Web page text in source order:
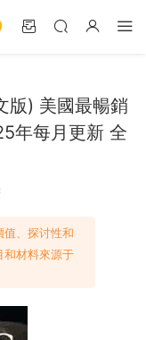
版) 美國最暢銷
年每月更新 全
、探讨性和
和材料來源于